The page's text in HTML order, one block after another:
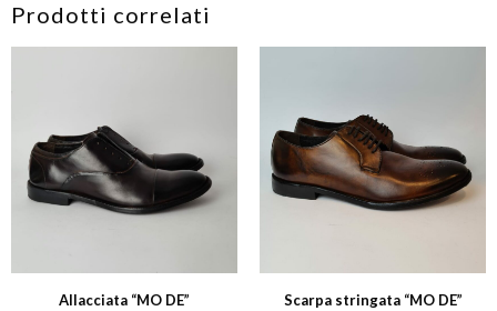
Prodotti correlati
Allacciata “MO DE” Scarpa stringata “MO DE”